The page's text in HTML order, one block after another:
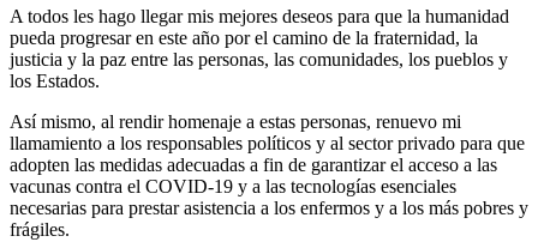
A todos les hago llegar mis mejores deseos para que la humanidad
pueda progresar en este año por el camino de la fraternidad, la
justicia y la paz entre las personas, las comunidades, los pueblos y
los Estados.
Así mismo, al rendir homenaje a estas personas, renuevo mi
llamamiento a los responsables políticos y al sector privado para que
adopten las medidas adecuadas a fin de garantizar el acceso a las
vacunas contra el COVID-19 y a las tecnologías esenciales
necesarias para prestar asistencia a los enfermos y a los más pobres y
frágiles.